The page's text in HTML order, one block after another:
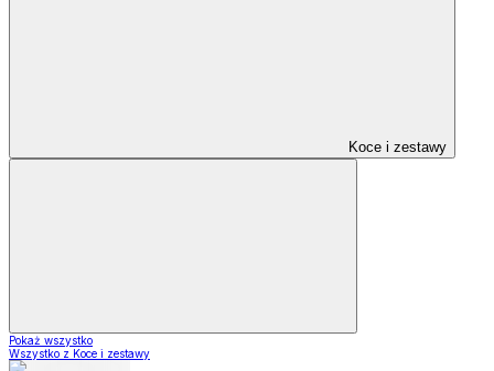
Koce i zestawy
Pokaż wszystko
Wszystko z Koce i zestawy